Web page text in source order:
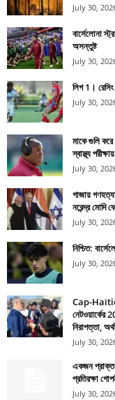
July 30,
বার্সেলোনা
অসন্তুষ্ট
July 30,
লিগ 1। রেসিং
July 30,
মাকে গুলি
স্বাস্থ্য
July 30,
গাজায়
নরেন্দ্র মোদি
July 30,
নিশ্চিত:
July 30,
Cap-
নেটওয়ার্কের
নিরাপত্তা,
July 30,
একজন প্রাক্তন
প্রতিরক্ষা
July 30,